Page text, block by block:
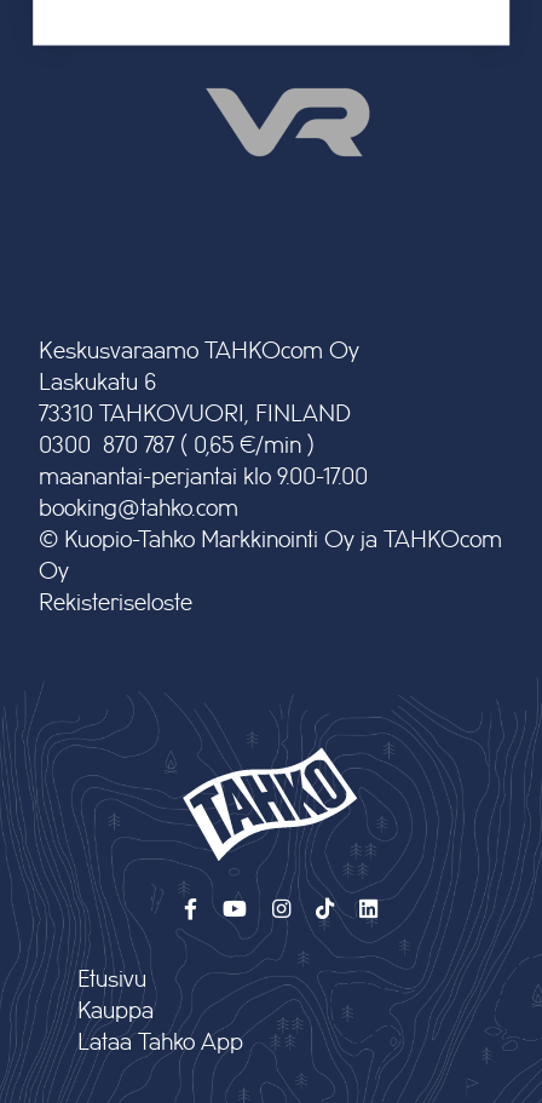
Keskusvaraamo TAHKOcom Oy
Laskukatu 6
73310 TAHKOVUORI, FINLAND
0300 870 787 ( 0,65 €/min )
maanantai-perjantai klo 9.00-17.00
booking@tahko.com
© Kuopio-Tahko Markkinointi Oy ja TAHKOcom
Oy
Rekisteriseloste
Etusivu
Kauppa
Lataa Tahko App